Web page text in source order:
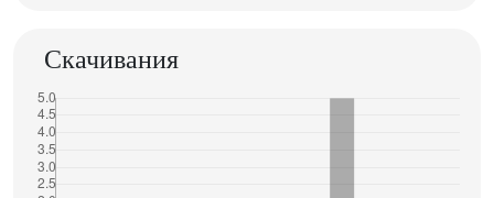
Скачивания